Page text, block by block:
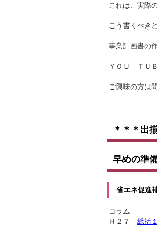
これは、実際
こう書くべき
事業計画書の
ＹＯＵ ＴＵ
ご興味の方は
＊＊＊出
早めの準
省エネ促進
コラム
Ｈ２７ 総括１